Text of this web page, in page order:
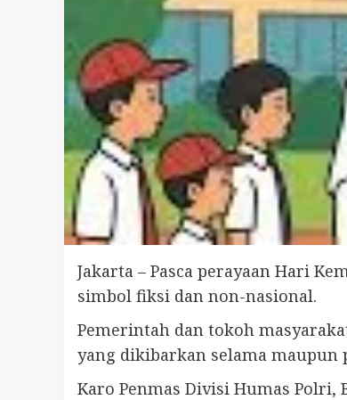
Jakarta – Pasca perayaan Hari
simbol fiksi dan non-nasional.
Pemerintah dan tokoh
yang dikibarkan selama maupun
Karo Penmas Divisi Humas